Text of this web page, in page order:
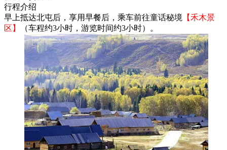
行程介绍
早上抵达北屯后，享用早餐后，乘车前往童话秘境 【禾木景
区】
（车程约3小时，游览时间约3小时）。